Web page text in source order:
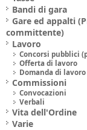
Bandi di gara
Gare ed appalti
committente)
Lavoro
Concorsi pubblici
Offerta di lavoro
Domanda di lavoro
Commissioni
Convocazioni
Verbali
Vita dell'Ordine
Varie